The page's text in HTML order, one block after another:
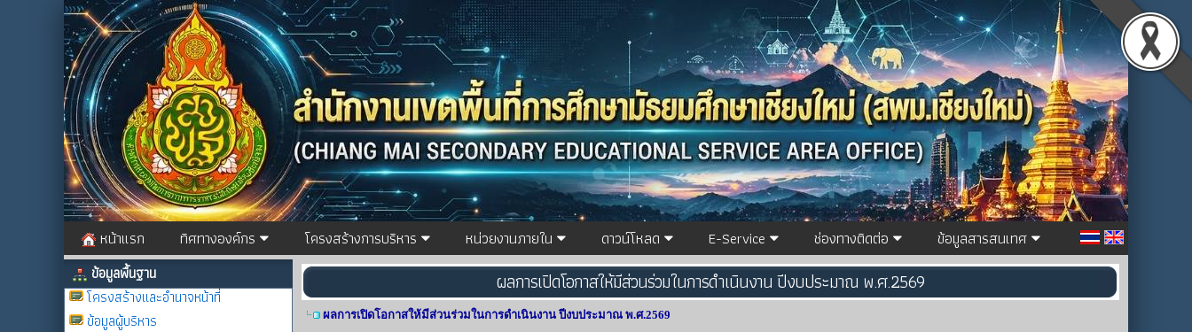
หน้าแรก ทิศทางองค์กร โครงสร้างการบริหาร หน่วยงานภายใน ดาวน์โหลด E-Service ช่องทางติดต่อ ข้อมูลสารสนเทศ
ข้อมูลพื้นฐาน
โครงสร้างและอำนาจหน้าที่
ข้อมูลผู้บริหาร
ผลการเปิดโอกาสให้มีส่วนร่วมในการดำเนินงาน ปีงบประมาณ พ.ศ.2569
ผลการเปิดโอกาสให้มีส่วนร่วมในการดำเนินงาน ปีงบประมาณ พ.ศ.2569